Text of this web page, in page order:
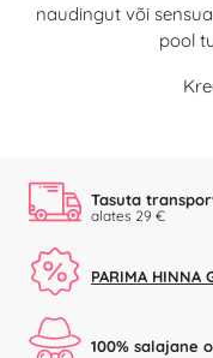
naudingut või
pool
Tasuta
alates 29 €
PARIMA HINNA
100% salajane